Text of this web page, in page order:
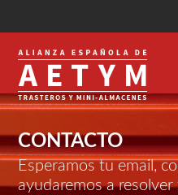
CONTACTO
Esperamos tu email,
ayudaremos a